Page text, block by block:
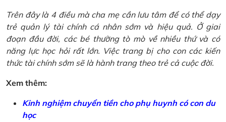
Trên đây là 4 điều mà cha mẹ cần lưu tâm để có thể dạy
trẻ quản lý tài chính cá nhân sớm và hiệu quả. Ở giai
đoạn đầu đời, các bé thường tò mò về nhiều thứ và có
năng lực học hỏi rất lớn. Việc trang bị cho con các kiến
thức tài chính sớm sẽ là hành trang theo trẻ cả cuộc đời.
Xem thêm:
Kinh nghiệm chuyển tiền cho phụ huynh có con du
học